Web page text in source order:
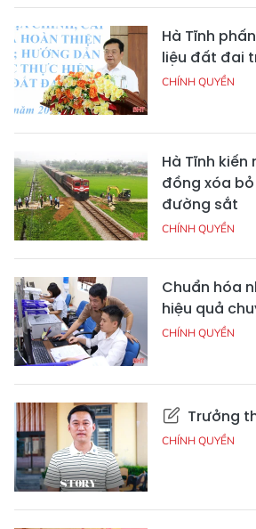
Hà Tĩnh
liệu đất đai
CHÍNH QUYỀN
Hà Tĩnh kiến
đồng xóa
đường sắt
CHÍNH QUYỀN
Chuẩn hóa
hiệu quả
CHÍNH QUYỀN
Trưởng
CHÍNH QUYỀN